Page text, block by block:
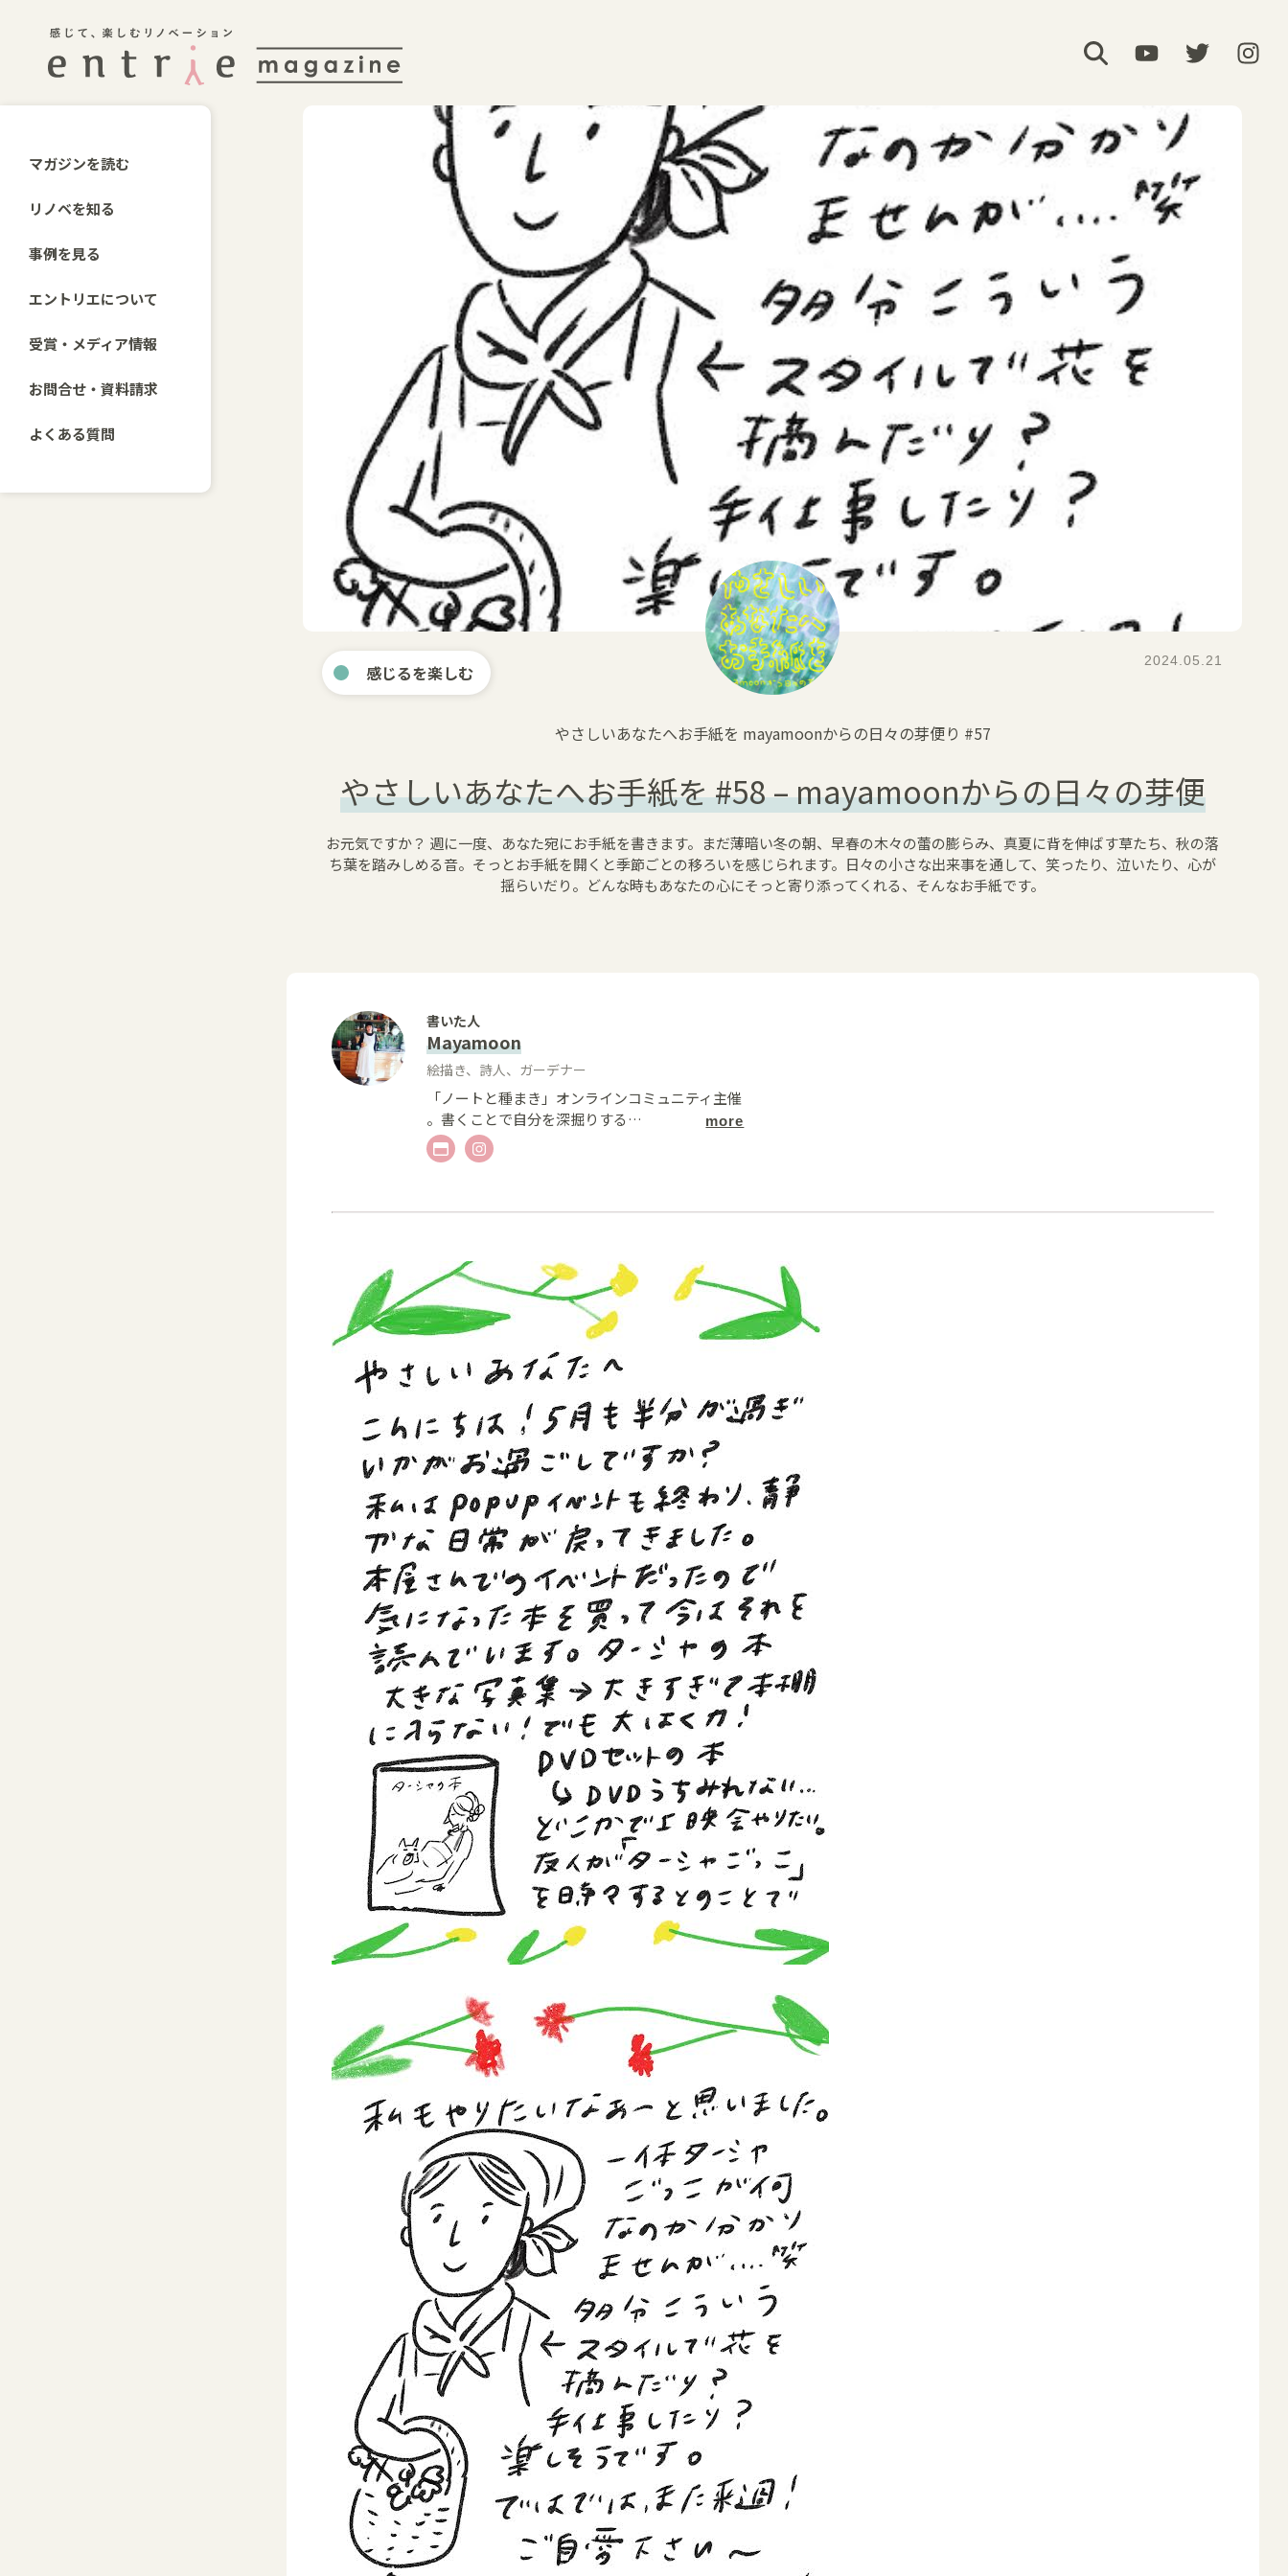
マガジンを読む
リノベを知る
事例を見る
エントリエについて
受賞・メディア情報
お問合せ・資料請求
よくある質問
感じるを楽しむ
2024.05.21
やさしいあなたへお手紙を mayamoonからの日々の芽便り #57
やさしいあなたへお手紙を #58 – mayamoonからの日々の芽便
お元気ですか？ 週に一度、あなた宛にお手紙を書きます。まだ薄暗い冬の朝、早春の木々の蕾の膨らみ、真夏に背を伸ばす草たち、秋の落
ち葉を踏みしめる音。そっとお手紙を開くと季節ごとの移ろいを感じられます。日々の小さな出来事を通して、笑ったり、泣いたり、心が
揺らいだり。どんな時もあなたの心にそっと寄り添ってくれる、そんなお手紙です。
書いた人
Mayamoon
絵描き、詩人、ガーデナー
「ノートと種まき」オンラインコミュニティ主催
。書くことで自分を深掘りする… more